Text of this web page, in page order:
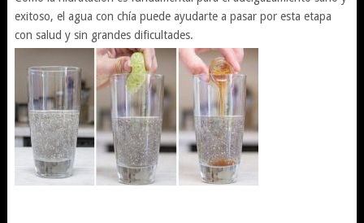
exitoso, el agua con chía puede ayudarte a pasar por esta etapa
con salud y sin grandes dificultades.